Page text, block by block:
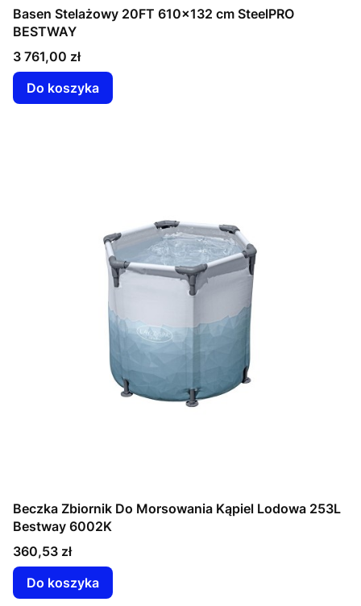
Basen Stelażowy 20FT 610x132 cm SteelPRO
BESTWAY
Cena
3 761,00 zł
Do koszyka
Beczka Zbiornik Do Morsowania Kąpiel Lodowa 253L
Bestway 6002K
Cena
360,53 zł
Do koszyka